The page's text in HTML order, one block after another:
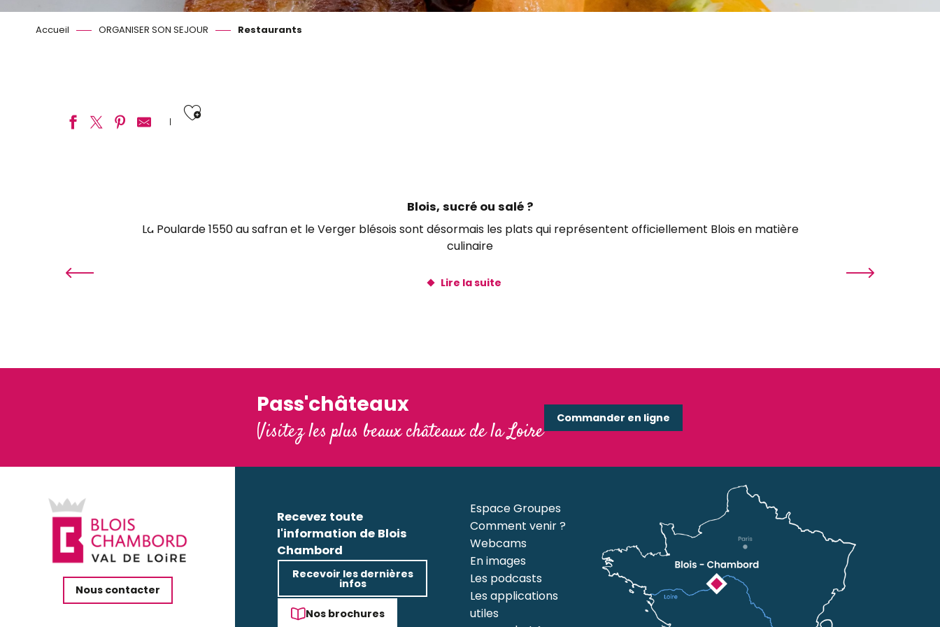
Accueil ORGANISER SON SEJOUR Restaurants
Ajouter aux favoris
Chez Lucette
01
Blois, sucré ou salé ?
La Poularde 1550 au safran et le Verger blésois sont désormais les plats qui représentent officiellement Blois en matière
culinaire
Lire la suite
Pass'châteaux
Visitez les plus beaux châteaux de la Loire
Commander en ligne
Nous contacter
Recevez toute
l'information de Blois
Chambord
Recevoir les dernières
infos
Nos brochures
Espace Groupes
Comment venir ?
Webcams
En images
Les podcasts
Les applications
utiles